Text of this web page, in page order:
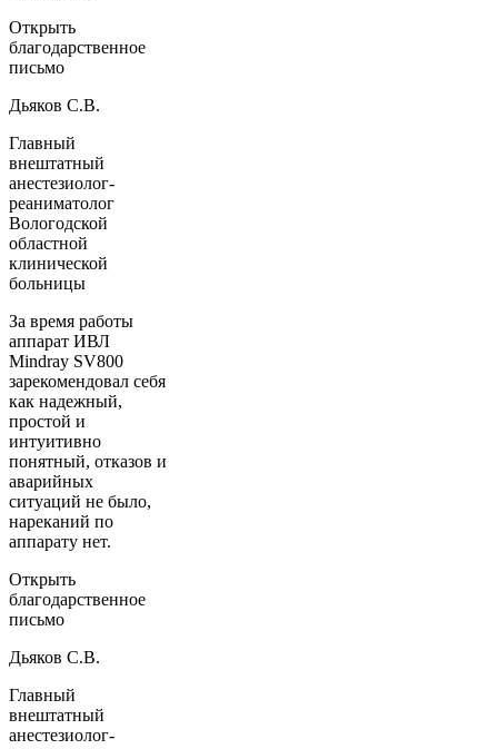
Открыть
благодарственное
письмо
Дьяков С.В.
Главный
внештатный
анестезиолог-
реаниматолог
Вологодской
областной
клинической
больницы
За время работы
аппарат ИВЛ
Mindray SV800
зарекомендовал себя
как надежный,
простой и
интуитивно
понятный, отказов и
аварийных
ситуаций не было,
нареканий по
аппарату нет.
Открыть
благодарственное
письмо
Дьяков С.В.
Главный
внештатный
анестезиолог-